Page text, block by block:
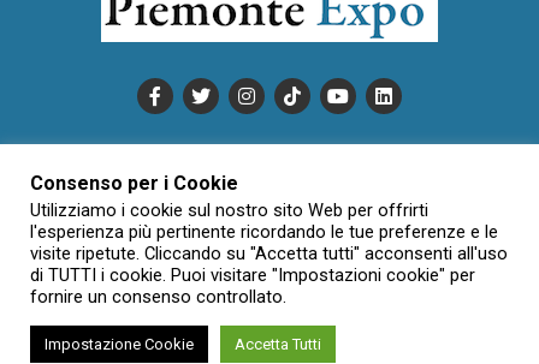
INFORMATIVA SULLA PRIVACY
CONDIZIONI DI UTILIZZO
DATI SOCIETARI
NOVAJO
CREDITS
CONTATTTI
Creative Commons Attribuzione - Non commerciale - Non opere
Consenso per i Cookie
Utilizziamo i cookie sul nostro sito Web per offrirti
l'esperienza più pertinente ricordando le tue preferenze e le
visite ripetute. Cliccando su "Accetta tutti" acconsenti all'uso
di TUTTI i cookie. Puoi visitare "Impostazioni cookie" per
fornire un consenso controllato.
Impostazione Cookie Accetta Tutti